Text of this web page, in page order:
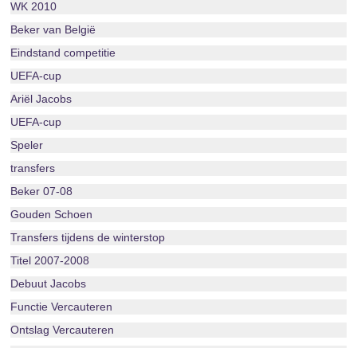
WK 2010
Beker van België
Eindstand competitie
UEFA-cup
Ariël Jacobs
UEFA-cup
Speler
transfers
Beker 07-08
Gouden Schoen
Transfers tijdens de winterstop
Titel 2007-2008
Debuut Jacobs
Functie Vercauteren
Ontslag Vercauteren